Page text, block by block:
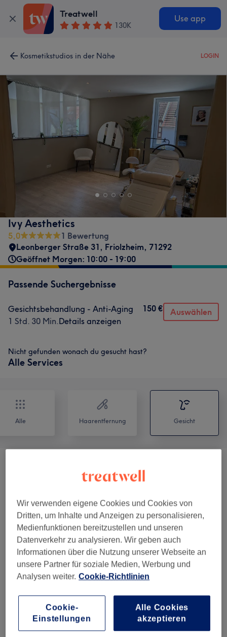
Treatwell
130K
Use app
Kosmetikstudios in der Nähe LOGIN
Ivy Aesthetics
5,0
1 Bewertung
Leonberger Straße 31, Friolzheim, 71292
Geöffnet Morgen: 10:00 - 19:00
Passende Suchergebnisse
Gesichtsbehandlung - Anti-Aging
1 Std. 30 Min.Details anzeigen
150 € Auswählen
Nicht gefunden wonach du gesucht hast?
Alle Services
Alle Haarentfernung Gesicht
Unsere Arbeit
Bild anklicken für weitere Details
Wir verwenden eigene Cookies und Cookies von
Dritten, um Inhalte und Anzeigen zu personalisieren,
Medienfunktionen bereitzustellen und unseren
Datenverkehr zu analysieren. Wir geben auch
Informationen über die Nutzung unserer Webseite an
unsere Partner für soziale Medien, Werbung und
Analysen weiter. Cookie-Richtlinien
Cookie-
Einstellungen
Alle Cookies
akzeptieren